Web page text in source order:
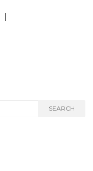
SEARCH